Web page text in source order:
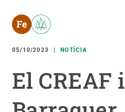
d'ariadna
05/10/2023 NOTÍCIA
El CREAF i
Featured
responsive
Responsive
menu
RECERCA
CIÈNCIA EN ACCIÓ